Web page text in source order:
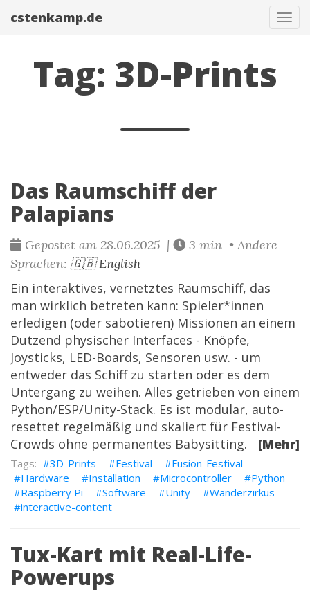
cstenkamp.de
Tag: 3D-Prints
Das Raumschiff der
Palapians
Gepostet am 28.06.2025 |
3 min • Andere
Sprachen: 🇬🇧 English
Ein interaktives, vernetztes Raumschiff, das
man wirklich betreten kann: Spieler*innen
erledigen (oder sabotieren) Missionen an einem
Dutzend physischer Interfaces - Knöpfe,
Joysticks, LED-Boards, Sensoren usw. - um
entweder das Schiff zu starten oder es dem
Untergang zu weihen. Alles getrieben von einem
Python/ESP/Unity-Stack. Es ist modular, auto-
resettet regelmäßig und skaliert für Festival-
Crowds ohne permanentes Babysitting.
[Mehr]
3D-Prints Festival
Fusion-Festival
Hardware
Installation Microcontroller
Python
Raspberry Pi
Software Unity
Wanderzirkus
interactive-content
Tux-Kart mit Real-Life-
Powerups